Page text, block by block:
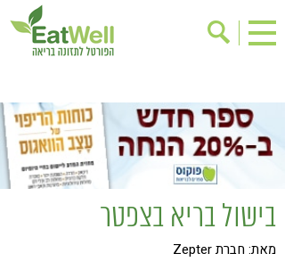
בישול בריא
אינדקס עסקים
ריפוי ומניעת מחלות
בריאות האישה
מתכוני בריאות
אירועים
שינוי תזונתי
גישות בתזונה
בישול בריא בצפטר
מאת: חברת Zepter